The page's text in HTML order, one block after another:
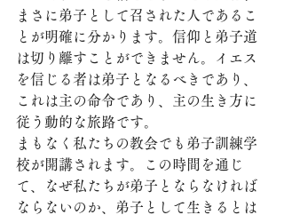
まさに弟子として召された人であるこ
とが明確に分かります。信仰と弟子道
は切り離すことができません。イエス
を信じる者は弟子となるべきであり、
これは主の命令であり、主の生き方に
従う動的な旅路です。
まもなく私たちの教会でも弟子訓練学
校が開講されます。この時間を通じ
て、なぜ私たちが弟子とならなければ
ならないのか、弟子として生きるとは